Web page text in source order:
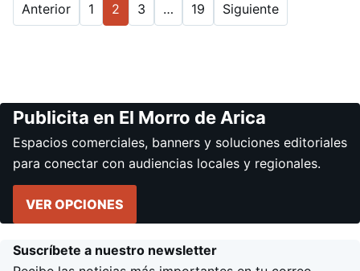
Anterior 1 2 3 … 19 Siguiente
Publicita en El Morro de Arica
Espacios comerciales, banners y soluciones editoriales
para conectar con audiencias locales y regionales.
VER OPCIONES
Suscríbete a nuestro newsletter